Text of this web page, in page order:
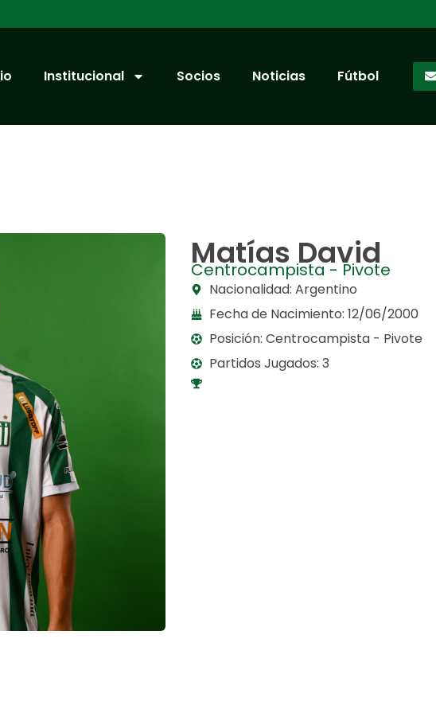
Institucional Socios Noticias Fútbol
Matías David
Centrocampista - Pivote
Nacionalidad: Argentino
Fecha de Nacimiento: 12/06/2000
Posición: Centrocampista - Pivote
Partidos Jugados: 3